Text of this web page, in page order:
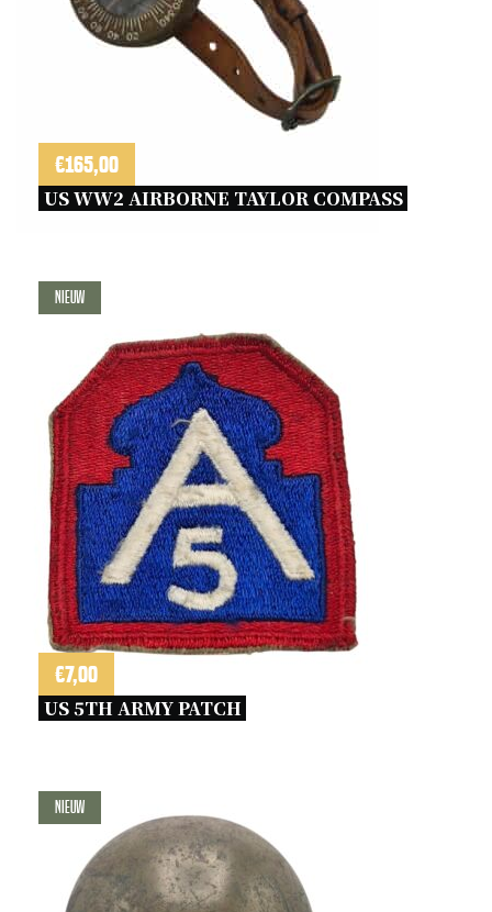
€165,00
US WW2 AIRBORNE TAYLOR COMPASS
Nieuw
€7,00
US 5TH ARMY PATCH
Nieuw